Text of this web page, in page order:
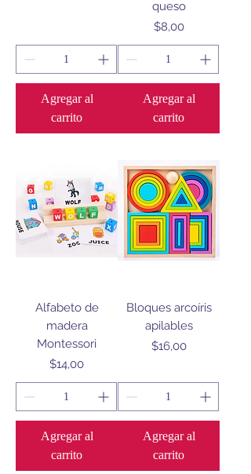
Agregar al
carrito
queso
Precio
$8,00
Agregar al
carrito
Alfabeto de
madera
Montessori
Precio
$14,00
Agregar al
carrito
Bloques arcoíris
apilables
Precio
$16,00
Agregar al
carrito